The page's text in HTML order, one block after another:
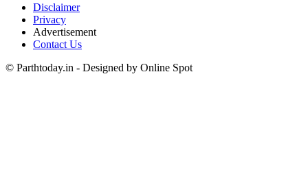
Disclaimer
Privacy
Advertisement
Contact Us
© Parthtoday.in - Designed by Online Spot